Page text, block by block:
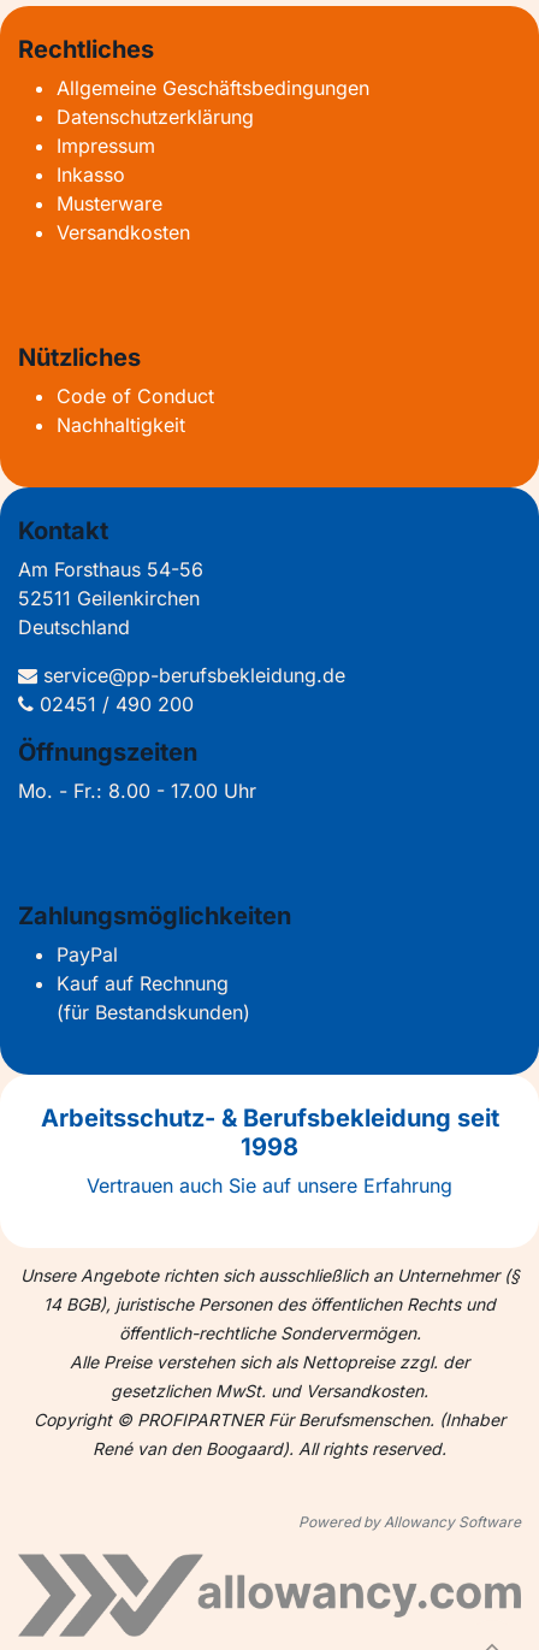
Rechtliches
Allgemeine Geschäftsbedingungen
Datenschutzerklärung
Impressum
Inkasso
Musterware
Versandkosten
Nützliches
Code of Conduct
Nachhaltigkeit
Kontakt
Am Forsthaus 54-56
52511 Geilenkirchen
Deutschland
service@pp-berufsbekleidung.de
02451 / 490 200
Öffnungszeiten
Mo. - Fr.: 8.00 - 17.00 Uhr
Zahlungsmöglichkeiten
PayPal
Kauf auf Rechnung
(für Bestandskunden)
Arbeitsschutz- & Berufsbekleidung seit
1998
Vertrauen auch Sie auf unsere Erfahrung
Unsere Angebote richten sich ausschließlich an Unternehmer (§
14 BGB), juristische Personen des öffentlichen Rechts und
öffentlich-rechtliche Sondervermögen.
Alle Preise verstehen sich als Nettopreise zzgl. der
gesetzlichen MwSt. und Versandkosten.
Copyright © PROFIPARTNER Für Berufsmenschen. (Inhaber
René van den Boogaard). All rights reserved.
Powered by Allowancy Software